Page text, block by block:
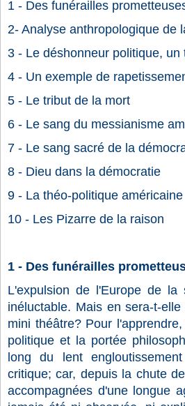
1 - Des funérailles
2- Analyse anthropologique de
3 - Le déshonneur politique, un
4 - Un exemple de
5 - Le tribut de la mort
6 - Le sang du messianisme
7 - Le sang sacré de la
8 - Dieu dans la démocratie
9 - La théo-politique américaine
10 - Les Pizarre de la raison
1 - Des funérailles
L'expulsion de l'Europe de la
inéluctable. Mais en sera-t-
mini théâtre? Pour
politique et la portée
long du lent
critique; car, depuis la chute
accompagnées d'une longue